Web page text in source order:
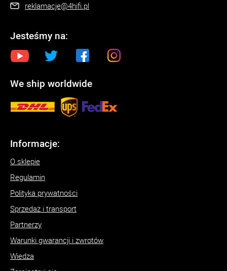
reklamacje@4hifi.pl
Jesteśmy na:
We ship worldwide
Informacje:
O sklepie
Regulamin
Polityka prywatności
Sprzedaż i transport
Partnerzy
Warunki gwarancji i zwrotów
Wiedza